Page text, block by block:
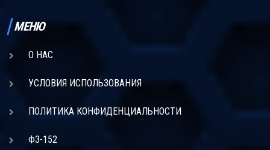
МЕНЮ
О НАС
УСЛОВИЯ ИСПОЛЬЗОВАНИЯ
ПОЛИТИКА КОНФИДЕНЦИАЛЬНОСТИ
ФЗ-152